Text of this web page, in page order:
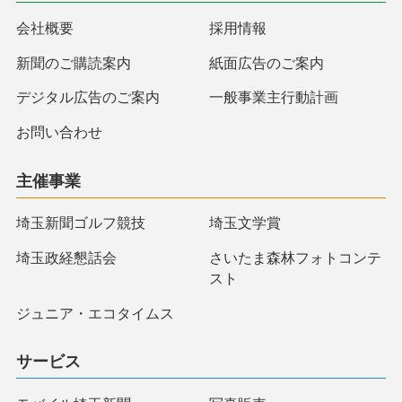
会社概要 採用情報
新聞のご購読案内 紙面広告のご案内
デジタル広告のご案内 一般事業主行動計画
お問い合わせ
主催事業
埼玉新聞ゴルフ競技 埼玉文学賞
埼玉政経懇話会
さいたま森林フォトコンテ
スト
ジュニア・エコタイムス
サービス